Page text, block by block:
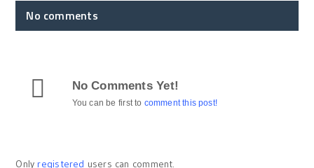
No comments
No Comments Yet!
You can be first to comment this post!
Onlyregistered users can comment.